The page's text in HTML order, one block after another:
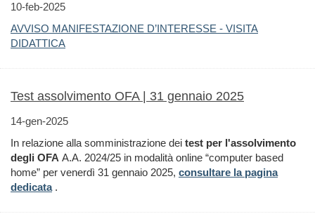
10-feb-2025
AVVISO MANIFESTAZIONE D’INTERESSE - VISITA
DIDATTICA
Test assolvimento OFA | 31 gennaio 2025
14-gen-2025
In relazione alla somministrazione dei test per l'assolvimento
degli OFA A.A. 2024/25 in modalità online “computer based
home” per venerdì 31 gennaio 2025, consultare la pagina
dedicata.